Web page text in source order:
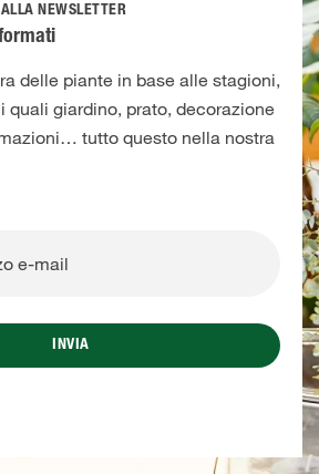
NEWSLETTER
delle piante in base alle stagioni,
quali giardino, prato, decorazione
tutto questo nella nostra
INVIA